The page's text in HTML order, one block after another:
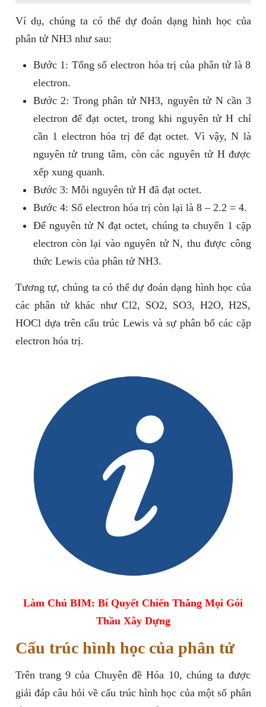
Ví dụ, chúng ta có thể dự đoán dạng hình học của
phân tử NH3 như sau:
Bước 1: Tổng số electron hóa trị của phân tử là 8
electron.
Bước 2: Trong phân tử NH3, nguyên tử N cần 3
electron để đạt octet, trong khi nguyên tử H chỉ
cần 1 electron hóa trị để đạt octet. Vì vậy, N là
nguyên tử trung tâm, còn các nguyên tử H được
xếp xung quanh.
Bước 3: Mỗi nguyên tử H đã đạt octet.
Bước 4: Số electron hóa trị còn lại là 8 – 2.2 = 4.
Để nguyên tử N đạt octet, chúng ta chuyển 1 cặp
electron còn lại vào nguyên tử N, thu được công
thức Lewis của phân tử NH3.
Tương tự, chúng ta có thể dự đoán dạng hình học của
các phân tử khác như Cl2, SO2, SO3, H2O, H2S,
HOCl dựa trên cấu trúc Lewis và sự phân bố các cặp
electron hóa trị.
Làm Chủ BIM: Bí Quyết Chiến Thắng Mọi Gói
Thầu Xây Dựng
Cấu trúc hình học của phân tử
Trên trang 9 của Chuyên đề Hóa 10, chúng ta được
giải đáp câu hỏi về cấu trúc hình học của một số phân